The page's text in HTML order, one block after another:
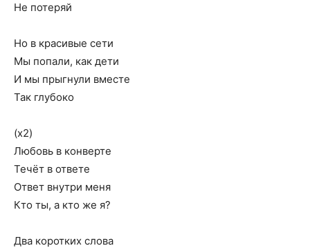
Не потеряй
Но в красивые сети
Мы попали, как дети
И мы прыгнули вместе
Так глубоко
(х2)
Любовь в конверте
Течёт в ответе
Ответ внутри меня
Кто ты, а кто же я?
Два коротких слова